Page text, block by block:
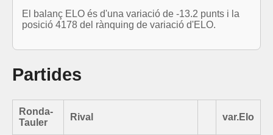
El balanç ELO és d'una variació de -13.2 punts i la
posició 4178 del rànquing de variació d'ELO.
Partides
Ronda-
Tauler
Rival var.Elo